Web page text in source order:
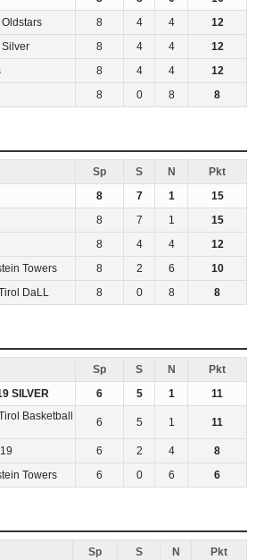
8 4 4
12
8 4 4
12
8 4 4
12
8 0 8 8
Sp S N
Pkt
8 7 1
15
8 7 1
15
8 4 4
12
Towers 8 2 6
10
DaLL 8 0 8 8
Sp S N
Pkt
SILVER 6 5 1 11
Basketball
6 5 1 11
6 2 4
8
Towers 6 0 6 6
Sp S N
Pkt